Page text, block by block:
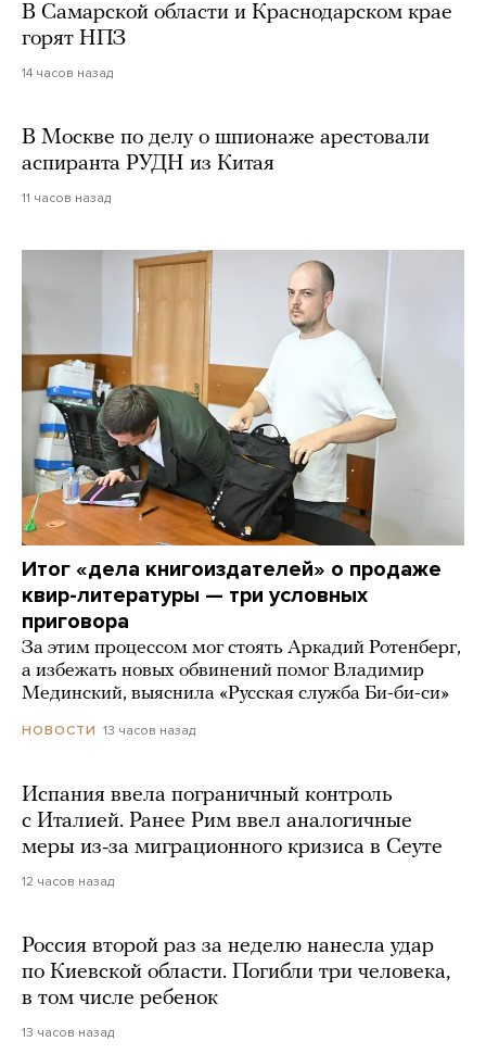
В Самарской области и Краснодарском крае
горят НПЗ
14 часов назад
В Москве по делу о шпионаже арестовали
аспиранта РУДН из Китая
11 часов назад
Итог «дела книгоиздателей» о продаже
квир-литературы — три условных
приговора
За этим процессом мог стоять Аркадий Ротенберг,
а избежать новых обвинений помог Владимир
Мединский, выяснила «Русская служба Би-би-си»
НОВОСТИ 13 часов назад
Испания ввела пограничный контроль
с Италией. Ранее Рим ввел аналогичные
меры из-за миграционного кризиса в Сеуте
12 часов назад
Россия второй раз за неделю нанесла удар
по Киевской области. Погибли три человека,
в том числе ребенок
13 часов назад